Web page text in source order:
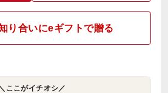
り合いにeギフトで贈る
ここがイチオシ／